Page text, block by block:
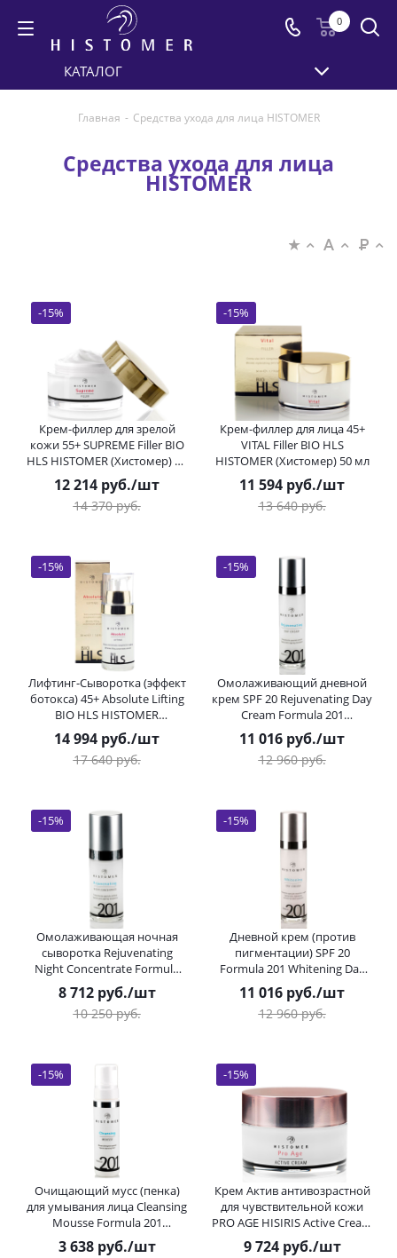
0
КАТАЛОГ
Главная - Средства ухода для лица HISTOMER
Средства ухода для лица
HISTOMER
Крем-филлер для зрелой
кожи 55+ SUPREME Filler BIO
HLS HISTOMER (Хистомер) 50
12 214 руб./шт
14 370руб.
-15%
Крем-филлер для лица 45+
VITAL Filler BIO HLS
HISTOMER (Хистомер) 50 мл
11 594 руб./шт
13 640руб.
-15%
Лифтинг-Сыворотка (эффект
ботокса) 45+ Absolute Lifting
BIO HLS HISTOMER
(Хистомер) 30 мл
14 994 руб./шт
17 640руб.
-15%
Омолаживающий дневной
крем SPF 20 Rejuvenating Day
Cream Formula 201
HISTOMER (Хистомер) 50 мл
11 016 руб./шт
12 960руб.
-15%
Омолаживающая ночная
сыворотка Rejuvenating
Night Concentrate Formula
201 HISTOMER (Хистомер) 30
мл
8 712руб./шт
10 250руб.
-15%
Дневной крем (против
пигментации) SPF 20
Formula 201 Whitening Day
Cream Formula 201
HISTOMER (Хистомер) 50 мл
11 016 руб./шт
12 960руб.
-15%
Очищающий мусс (пенка)
для умывания лица Cleansing
Mousse Formula 201
HISTOMER (Хистомер) 150 мл
3 638руб./шт
-15%
Крем Актив антивозрастной
для чувствительной кожи
PRO AGE HISIRIS Active Cream
HISTOMER (Хистомер) 50 мл
9 724руб./шт
-15%